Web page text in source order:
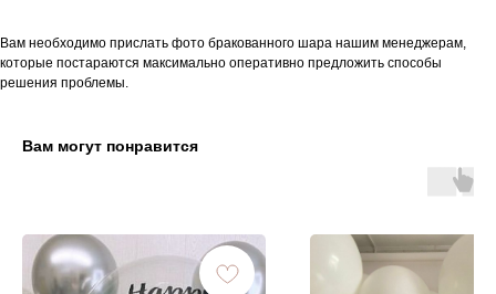
Вам необходимо прислать фото бракованного шара нашим менеджерам,
которые постараются максимально оперативно предложить способы
решения проблемы.
Вам могут понравится